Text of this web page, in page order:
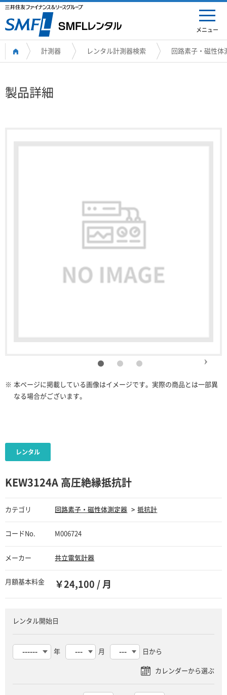
メニュー
計測器 レンタル計測器検索 回路素子・磁性体
製品詳細
※ 本ページに掲載している画像はイメージです。実際の商品とは一部異
なる場合がございます。
KEW3124A 高圧絶縁抵抗計
カテゴリ 回路素子・磁性体測定器 抵抗計
コードNo. M006724
メーカー 共立電気計器
月額基本料金 ￥24,100 / 月
レンタル開始日
年 月 日から